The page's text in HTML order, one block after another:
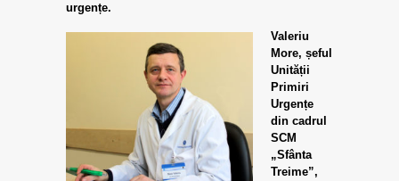
urgențe.
Valeriu
More, șeful
Unității
Primiri
Urgențe
din cadrul
SCM
„Sfânta
Treime”,